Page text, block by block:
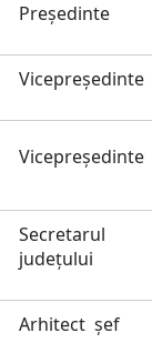
Preşedinte
Vicepreședinte
Vicepreședinte
Secretarul
judeţului
Arhitect şef